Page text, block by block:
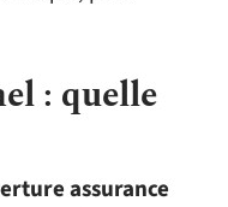
: quelle
assurance